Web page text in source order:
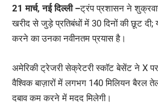
21 मार्च, नई दिल्ली –ट्रंप प्रशासन ने
खरीद से जुड़े प्रतिबंधों में 30 दिनों की छूट
करने का उनका नवीनतम प्रयास है।
अमेरिकी ट्रेजरी सेक्रेटरी स्कॉट बेसेंट ने X
वैश्विक बाज़ारों में लगभग 140 मिलियन बैरल
दबाव कम करने में मदद मिलेगी।